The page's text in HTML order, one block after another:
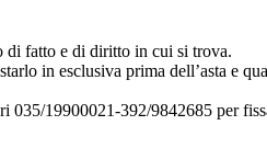
di fatto e di diritto in cui si trova.
in esclusiva prima dell’asta e
19900021-392/9842685 per